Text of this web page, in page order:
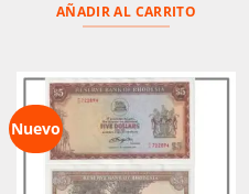
AÑADIR AL CARRITO
Nuevo